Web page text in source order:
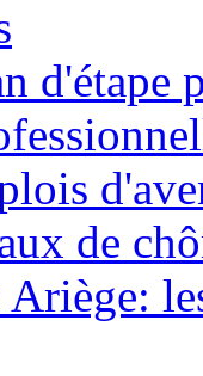
d'étape
de
Ariège: